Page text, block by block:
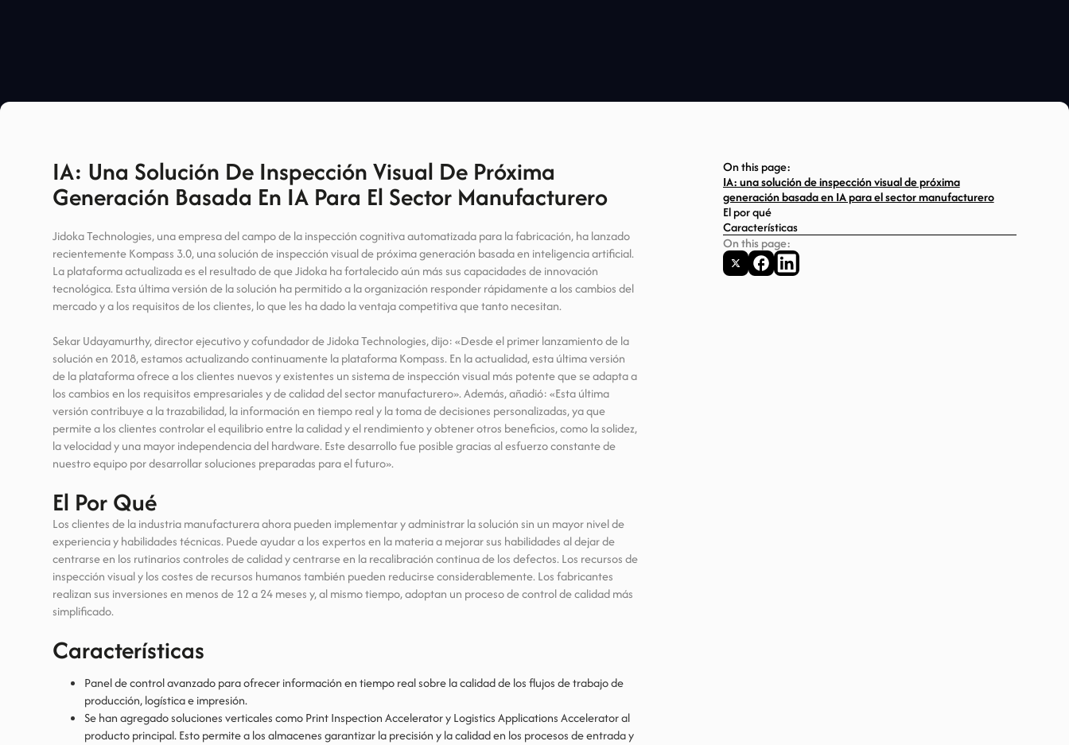
IA: Una Solución De Inspección Visual De Próxima
Generación Basada En IA Para El Sector Manufacturero
Jidoka Technologies, una empresa del campo de la inspección cognitiva automatizada para la fabricación, ha lanzado
recientemente Kompass 3.0, una solución de inspección visual de próxima generación basada en inteligencia artificial.
La plataforma actualizada es el resultado de que Jidoka ha fortalecido aún más sus capacidades de innovación
tecnológica. Esta última versión de la solución ha permitido a la organización responder rápidamente a los cambios del
mercado y a los requisitos de los clientes, lo que les ha dado la ventaja competitiva que tanto necesitan.
Sekar Udayamurthy, director ejecutivo y cofundador de Jidoka Technologies, dijo: «Desde el primer lanzamiento de la
solución en 2018, estamos actualizando continuamente la plataforma Kompass. En la actualidad, esta última versión
de la plataforma ofrece a los clientes nuevos y existentes un sistema de inspección visual más potente que se adapta a
los cambios en los requisitos empresariales y de calidad del sector manufacturero». Además, añadió: «Esta última
versión contribuye a la trazabilidad, la información en tiempo real y la toma de decisiones personalizadas, ya que
permite a los clientes controlar el equilibrio entre la calidad y el rendimiento y obtener otros beneficios, como la solidez,
la velocidad y una mayor independencia del hardware. Este desarrollo fue posible gracias al esfuerzo constante de
nuestro equipo por desarrollar soluciones preparadas para el futuro».
El Por Qué
Los clientes de la industria manufacturera ahora pueden implementar y administrar la solución sin un mayor nivel de
experiencia y habilidades técnicas. Puede ayudar a los expertos en la materia a mejorar sus habilidades al dejar de
centrarse en los rutinarios controles de calidad y centrarse en la recalibración continua de los defectos. Los recursos de
inspección visual y los costes de recursos humanos también pueden reducirse considerablemente. Los fabricantes
realizan sus inversiones en menos de 12 a 24 meses y, al mismo tiempo, adoptan un proceso de control de calidad más
simplificado.
Características
Panel de control avanzado para ofrecer información en tiempo real sobre la calidad de los flujos de trabajo de
producción, logística e impresión.
Se han agregado soluciones verticales como Print Inspection Accelerator y Logistics Applications Accelerator al
producto principal. Esto permite a los almacenes garantizar la precisión y la calidad en los procesos de entrada y
On this page:
IA: una solución de inspección visual de próxima
generación basada en IA para el sector manufacturero
El por qué
Características
On this page: